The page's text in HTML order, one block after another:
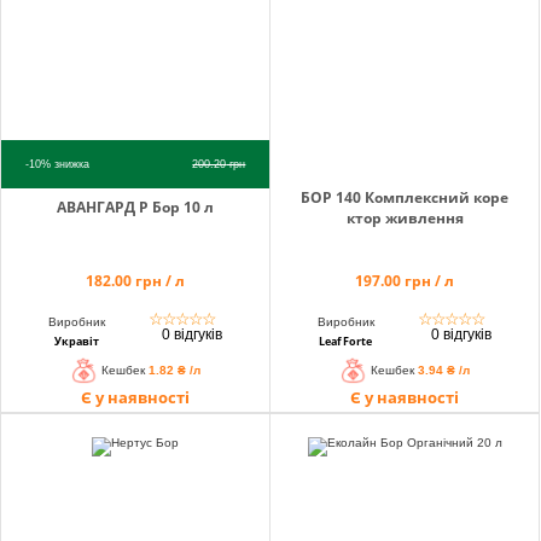
-10%знижка 200.20грн
АВАНГАРД Р Бор 10 л
182.00 грн / л
Виробник
Укравіт
☆☆☆☆☆
0 відгуків
Кешбек 1.82 ₴ /л
Є у наявності
БОР 140 Комплексний коре
ктор живлення
197.00 грн / л
Виробник
Leaf Forte
☆☆☆☆☆
0 відгуків
Кешбек 3.94 ₴ /л
Є у наявності